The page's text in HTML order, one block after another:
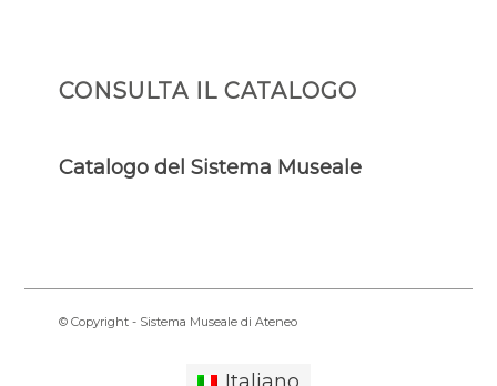
CONSULTA IL CATALOGO
Catalogo del Sistema Museale
© Copyright - Sistema Museale di Ateneo